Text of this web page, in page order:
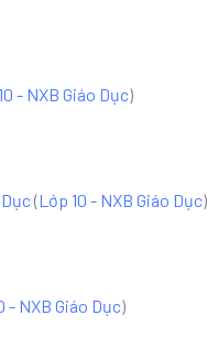
- NXB Giáo Dục)
(Lớp 10 - NXB Giáo Dục)
- NXB Giáo Dục)